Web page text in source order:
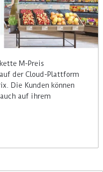
M-Preis
der Cloud-Plattform
Die Kunden können
auf ihrem